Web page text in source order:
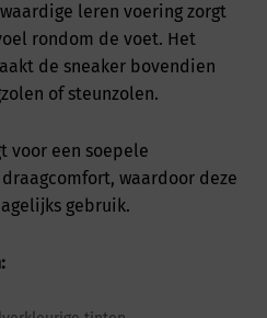
leren voering zorgt
rondom de voet. Het
de sneaker bovendien
of steunzolen.
voor een soepele
waardoor deze
gebruik.